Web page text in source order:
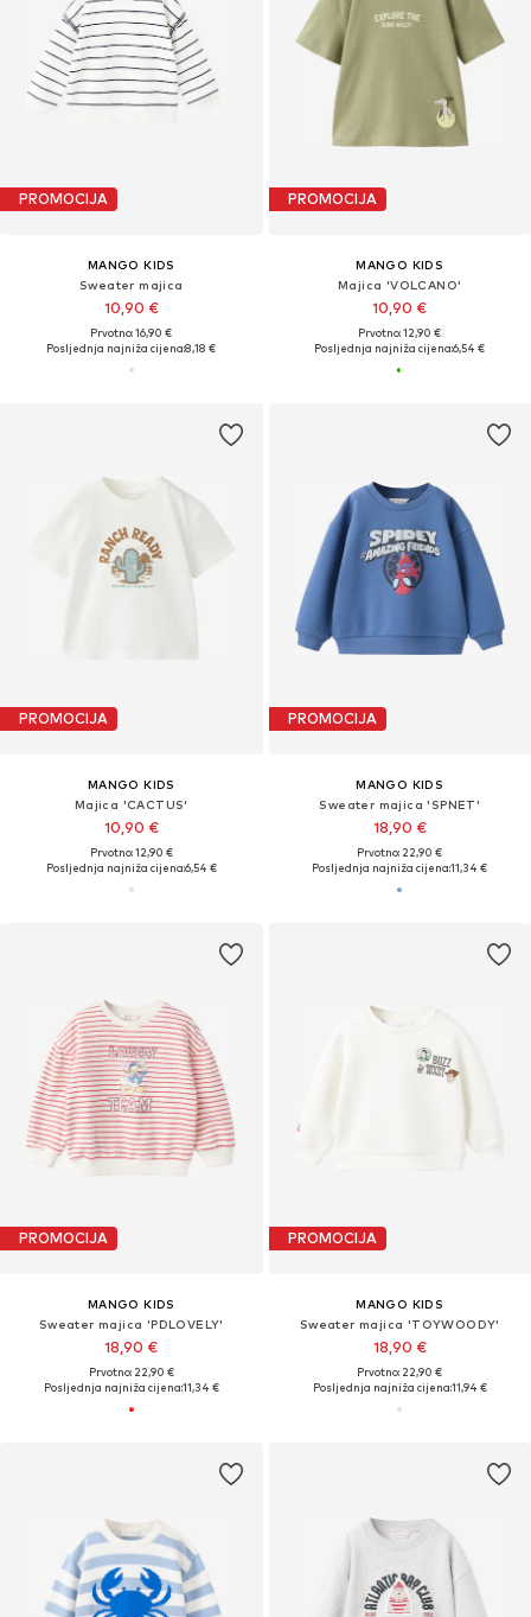
PROMOCIJA
MANGO KIDS
Sweater majica
10,90 €
Prvotno: 16,90 €
Posljednja najniža cijena:8,18 €
PROMOCIJA
MANGO KIDS
Majica 'VOLCANO'
10,90 €
Prvotno: 12,90 €
Posljednja najniža cijena:6,54 €
PROMOCIJA
MANGO KIDS
Majica 'CACTUS'
10,90 €
Prvotno: 12,90 €
Posljednja najniža cijena:6,54 €
PROMOCIJA
MANGO KIDS
Sweater majica 'SPNET'
18,90 €
Prvotno: 22,90 €
Posljednja najniža cijena:11,34 €
PROMOCIJA
MANGO KIDS
Sweater majica 'PDLOVELY'
18,90 €
Prvotno: 22,90 €
Posljednja najniža cijena:11,34 €
PROMOCIJA
MANGO KIDS
Sweater majica 'TOYWOODY'
18,90 €
Prvotno: 22,90 €
Posljednja najniža cijena:11,94 €